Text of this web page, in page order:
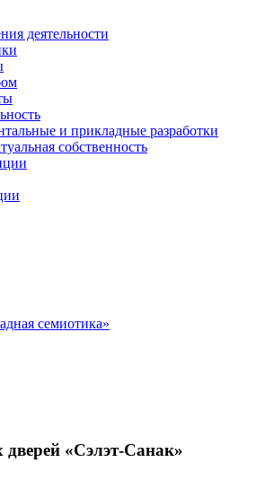
деятельности
и прикладные разработки
собственность
семиотика»
«Сэлэт-Санак»